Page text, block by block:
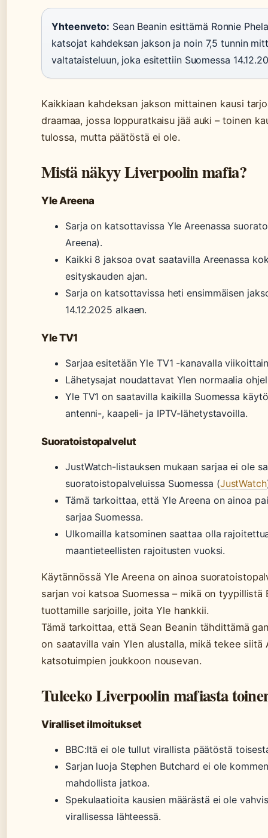
Yhteenveto: Sean Beanin esittämä Ronnie
katsojat kahdeksan jakson ja noin 7,5 tunnin
valtataisteluun, joka esitettiin Suomessa
Kaikkiaan kahdeksan jakson mittainen kausi
draamaa, jossa loppuratkaisu jää auki – toinen
tulossa, mutta päätöstä ei ole.
Mistä näkyy Liverpoolin mafia?
Yle Areena
Sarja on katsottavissa Yle Areenassa
Areena).
Kaikki 8 jaksoa ovat saatavilla Areenassa
esityskauden ajan.
Sarja on katsottavissa heti ensimmäisen
14.12.2025 alkaen.
Yle TV1
Sarjaa esitetään Yle TV1 -kanavalla
Lähetysajat noudattavat Ylen normaalia
Yle TV1 on saatavilla kaikilla Suomessa
antenni-, kaapeli- ja IPTV-lähetystavoilla.
Suoratoistopalvelut
JustWatch-listauksen mukaan sarjaa ei ole
suoratoistopalveluissa Suomessa (JustWatch
Tämä tarkoittaa, että Yle Areena on ainoa
sarjaa Suomessa.
Ulkomailla katsominen saattaa olla
maantieteellisten rajoitusten vuoksi.
Käytännössä Yle Areena on ainoa
sarjan voi katsoa Suomessa – mikä on tyypillistä
tuottamille sarjoille, joita Yle hankkii.
Tämä tarkoittaa, että Sean Beanin tähdittämä
on saatavilla vain Ylen alustalla, mikä tekee siitä
katsotuimpien joukkoon nousevan.
Tuleeko Liverpoolin mafiasta
Viralliset ilmoitukset
BBC:ltä ei ole tullut virallista päätöstä
Sarjan luoja Stephen Butchard ei ole
mahdollista jatkoa.
Spekulaatioita kausien määrästä ei ole
virallisessa lähteessä.